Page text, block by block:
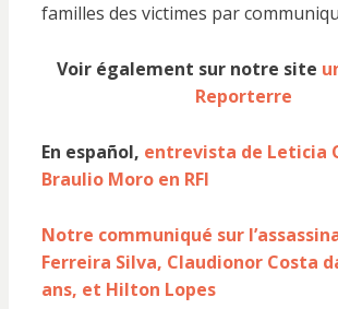
familles des victimes par
Voir également sur notre site
Reporterre
En español, entrevista de Leticia
Braulio Moro en RFI
Notre communiqué sur
Ferreira Silva, Claudionor Costa
ans, et Hilton Lopes